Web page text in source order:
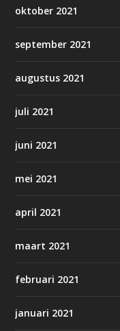
oktober 2021
september 2021
augustus 2021
juli 2021
juni 2021
mei 2021
april 2021
maart 2021
februari 2021
januari 2021